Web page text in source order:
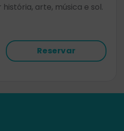
arte, música e sol.
Reservar